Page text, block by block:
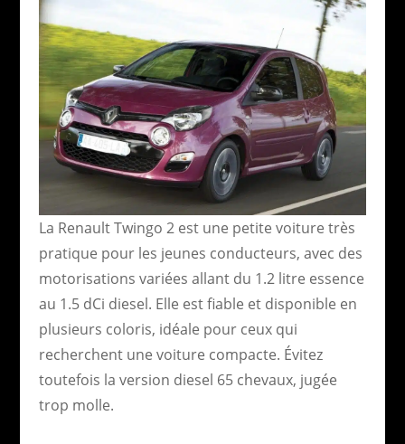
La Renault Twingo 2 est une petite voiture très
pratique pour les jeunes conducteurs, avec des
motorisations variées allant du 1.2 litre essence
au 1.5 dCi diesel. Elle est fiable et disponible en
plusieurs coloris, idéale pour ceux qui
recherchent une voiture compacte. Évitez
toutefois la version diesel 65 chevaux, jugée
trop molle.